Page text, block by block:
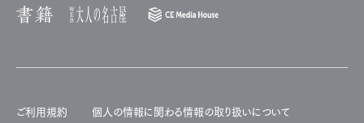
ご利用規約 個人の情報に関わる情報の取り扱いについて